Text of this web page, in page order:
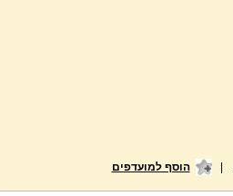
| הוסף למועדפים